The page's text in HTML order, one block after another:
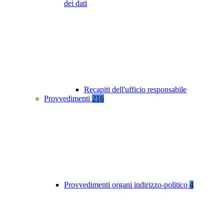
dei dati
Recapiti dell'ufficio responsabile
Provvedimenti 216
Provvedimenti organi indirizzo-politico 4